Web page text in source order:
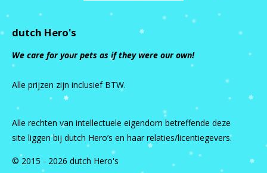
dutch Hero's
We care for your pets as if they were our own!
Alle prijzen zijn inclusief BTW.
Alle rechten van intellectuele eigendom betreffende deze
site liggen bij dutch Hero’s en haar relaties/licentiegevers.
© 2015 - 2026 dutch Hero's